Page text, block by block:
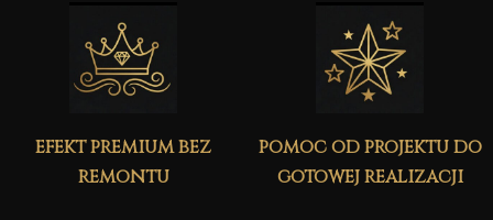
efekt premium bez
remontu
pomoc od projektu do
gotowej realizacji